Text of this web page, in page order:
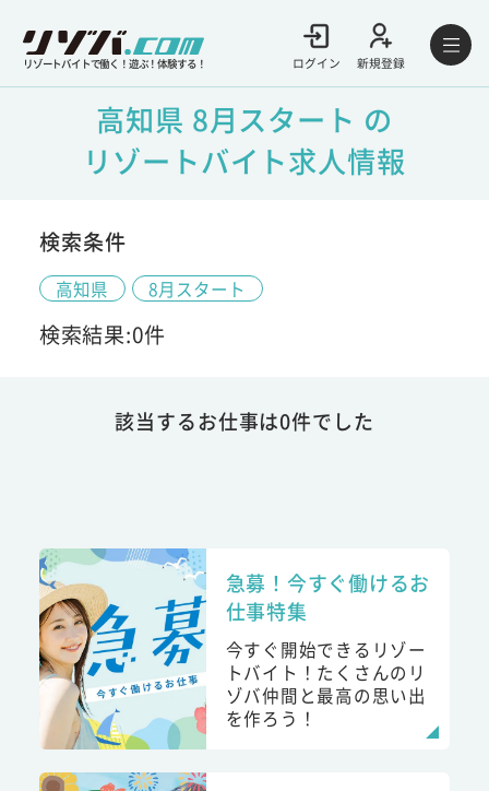
リゾートバイトで働く！遊ぶ！体験する！ ログイン 新規登録
高知県 8月スタート の
リゾートバイト求人情報
検索条件
高知県 8月スタート
検索結果:0件
該当するお仕事は0件でした
急募！今すぐ働けるお
仕事特集
今すぐ開始できるリゾー
トバイト！たくさんのリ
ゾバ仲間と最高の思い出
を作ろう！